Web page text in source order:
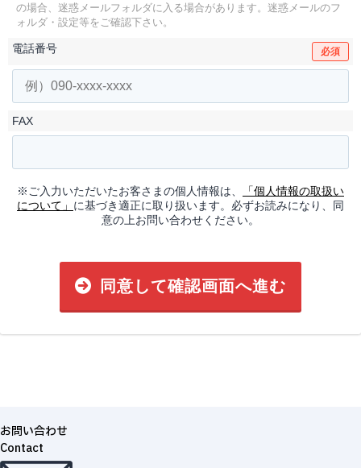
の場合、迷惑メールフォルダに入る場合があります。 迷惑メールのフ
ォルダ・設定等をご確認下さい。
電話番号 必須
FAX
※ご入力いただいたお客さまの個人情報は、
「個人情報の取扱い
について」 に基づき適正に取り扱います。必ずお読みになり、同
意の上お問い合わせください。
同意して確認画面へ進む
お問い合わせ
Contact